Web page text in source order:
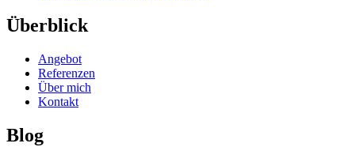
Überblick
Angebot
Referenzen
Über mich
Kontakt
Blog